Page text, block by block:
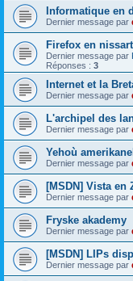
Informatique en
Dernier message par
Firefox en
Dernier message par
Réponses : 3
Internet et la
Dernier message par
L'archipel des
Dernier message par
Yehoù
Dernier message par
[MSDN] Vista
Dernier message par
Fryske akademy
Dernier message par
[MSDN] LIPs
Dernier message par